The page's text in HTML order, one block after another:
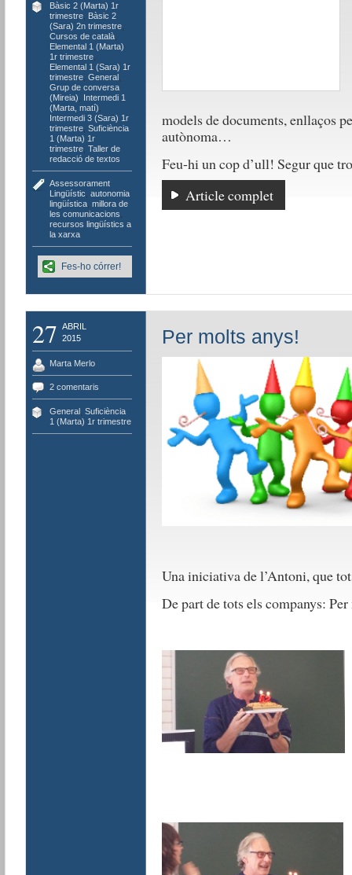
Bàsic 2 (Marta) 1r
trimestre, Bàsic 2
(Sara) 2n trimestre,
Cursos de català,
Elemental 1 (Marta)
1r trimestre,
Elemental 1 (Sara) 1r
trimestre, General,
Grup de conversa
(Mireia)
Intermedi 1
(Marta, matí)
Intermedi 3 (Sara) 1r
trimestre, Suficiència
1 (Marta) 1r
trimestre, Taller de
redacció de textos
Assessorament
Lingüístic autonomia
lingüística, millora de
les comunicacions
recursos lingüístics a
la xarxa
models de documents, enllaços
autònoma…
Feu-hi un cop d’ull! Segur que
Article complet
Fes-ho córrer!
27 ABRIL
2015
Marta Merlo
2 comentaris
General, Suficiència
1 (Marta) 1r trimestre
Per molts anys!
Una iniciativa de l’Antoni, que
De part de tots els companys: